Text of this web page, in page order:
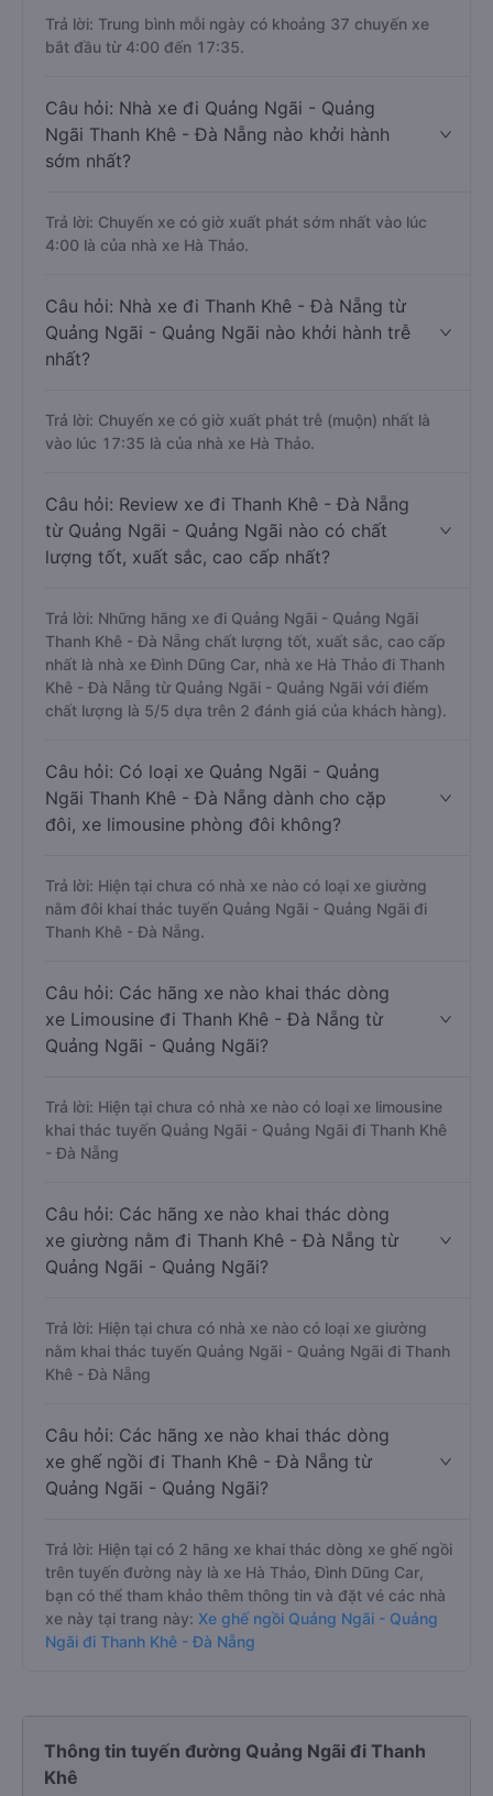
Trả lời: Trung bình mỗi ngày có khoảng 37 chuyến xe
bắt đầu từ 4:00 đến 17:35.
Câu hỏi: Nhà xe đi Quảng Ngãi - Quảng
Ngãi Thanh Khê - Đà Nẵng nào khởi hành
sớm nhất?
Trả lời: Chuyến xe có giờ xuất phát sớm nhất vào lúc
4:00 là của nhà xe Hà Thảo.
Câu hỏi: Nhà xe đi Thanh Khê - Đà Nẵng từ
Quảng Ngãi - Quảng Ngãi nào khởi hành trễ
nhất?
Trả lời: Chuyến xe có giờ xuất phát trễ (muộn) nhất là
vào lúc 17:35 là của nhà xe Hà Thảo.
Câu hỏi: Review xe đi Thanh Khê - Đà Nẵng
từ Quảng Ngãi - Quảng Ngãi nào có chất
lượng tốt, xuất sắc, cao cấp nhất?
Trả lời: Những hãng xe đi Quảng Ngãi - Quảng Ngãi
Thanh Khê - Đà Nẵng chất lượng tốt, xuất sắc, cao cấp
nhất là nhà xe Đình Dũng Car, nhà xe Hà Thảo đi Thanh
Khê - Đà Nẵng từ Quảng Ngãi - Quảng Ngãi với điểm
chất lượng là 5/5 dựa trên 2 đánh giá của khách hàng).
Câu hỏi: Có loại xe Quảng Ngãi - Quảng
Ngãi Thanh Khê - Đà Nẵng dành cho cặp
đôi, xe limousine phòng đôi không?
Trả lời: Hiện tại chưa có nhà xe nào có loại xe giường
nằm đôi khai thác tuyến Quảng Ngãi - Quảng Ngãi đi
Thanh Khê - Đà Nẵng.
Câu hỏi: Các hãng xe nào khai thác dòng
xe Limousine đi Thanh Khê - Đà Nẵng từ
Quảng Ngãi - Quảng Ngãi?
Trả lời: Hiện tại chưa có nhà xe nào có loại xe limousine
khai thác tuyến Quảng Ngãi - Quảng Ngãi đi Thanh Khê
- Đà Nẵng
Câu hỏi: Các hãng xe nào khai thác dòng
xe giường nằm đi Thanh Khê - Đà Nẵng từ
Quảng Ngãi - Quảng Ngãi?
Trả lời: Hiện tại chưa có nhà xe nào có loại xe giường
nằm khai thác tuyến Quảng Ngãi - Quảng Ngãi đi Thanh
Khê - Đà Nẵng
Câu hỏi: Các hãng xe nào khai thác dòng
xe ghế ngồi đi Thanh Khê - Đà Nẵng từ
Quảng Ngãi - Quảng Ngãi?
Trả lời: Hiện tại có 2 hãng xe khai thác dòng xe ghế ngồi
trên tuyến đường này là xe Hà Thảo, Đình Dũng Car,
bạn có thể tham khảo thêm thông tin và đặt vé các nhà
xe này tại trang này: Xe ghế ngồi Quảng Ngãi - Quảng
Ngãi đi Thanh Khê - Đà Nẵng
Thông tin tuyến đường Quảng Ngãi đi Thanh
Khê